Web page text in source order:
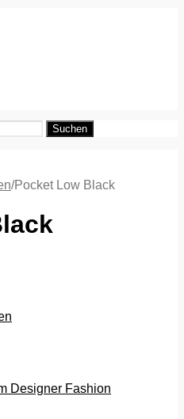
Suchen
/Pocket Low Black
Designer Fashion